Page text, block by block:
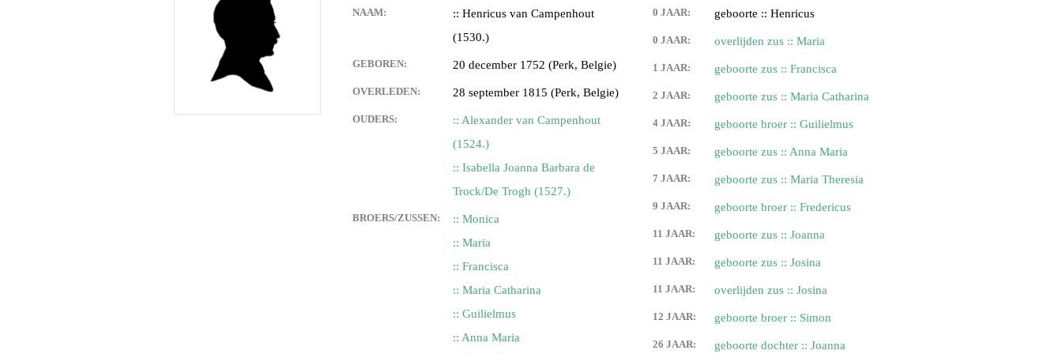
NAAM:
:: Henricus van Campenhout
(1530.)
GEBOREN: 20 december 1752 (Perk, Belgie)
OVERLEDEN: 28 september 1815 (Perk, Belgie)
OUDERS:
:: Alexander van Campenhout
(1524.)
:: Isabella Joanna Barbara de
Trock/De Trogh (1527.)
BROERS/ZUSSEN:
:: Monica
:: Maria
:: Francisca
:: Maria Catharina
:: Guilielmus
:: Anna Maria
0 JAAR: geboorte :: Henricus
0 JAAR: overlijden zus :: Maria
1 JAAR: geboorte zus :: Francisca
2 JAAR: geboorte zus :: Maria Catharina
4 JAAR: geboorte broer :: Guilielmus
5 JAAR: geboorte zus :: Anna Maria
7 JAAR: geboorte zus :: Maria Theresia
9 JAAR: geboorte broer :: Fredericus
11 JAAR: geboorte zus :: Joanna
11 JAAR: geboorte zus :: Josina
11 JAAR: overlijden zus :: Josina
12 JAAR: geboorte broer :: Simon
26 JAAR: geboorte dochter :: Joanna